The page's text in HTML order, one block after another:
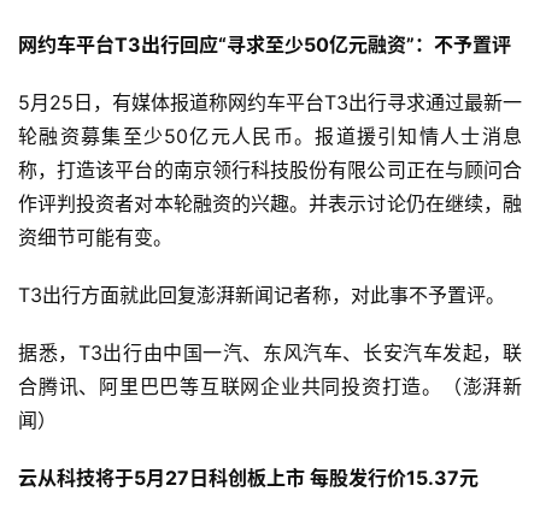
首
页
业
人
工
能
网约车平台T3出行回应“寻求至少50亿元融资”：不予置评
5月25日，有媒体报道称网约车平台T3出行寻求通过最新一
轮融资募集至少50亿元人民币。报道援引知情人士消息
称，打造该平台的南京领行科技股份有限公司正在与顾问合
作评判投资者对本轮融资的兴趣。并表示讨论仍在继续，融
资细节可能有变。
T3出行方面就此回复澎湃新闻记者称，对此事不予置评。
据悉，T3出行由中国一汽、东风汽车、长安汽车发起，联
合腾讯、阿里巴巴等互联网企业共同投资打造。（澎湃新
闻）
云从科技将于5月27日科创板上市 每股发行价15.37元